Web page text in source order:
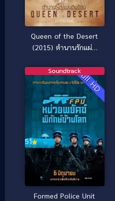
Queen of the Desert
(2015) ตำนานรักแผ่น
Full HD
5.1
Soundtrack
Formed Police Unit